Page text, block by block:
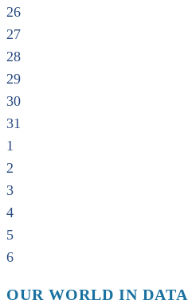
26
27
28
29
30
31
1
2
3
4
5
6
OUR WORLD IN DATA